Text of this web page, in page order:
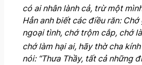
có ai nhân lành cả, trừ một
Hẳn anh biết các điều răn:
ngoại tình, chớ trộm cắp, chớ
chớ làm hại ai, hãy thờ cha kính
nói: “Thưa Thầy, tất cả những